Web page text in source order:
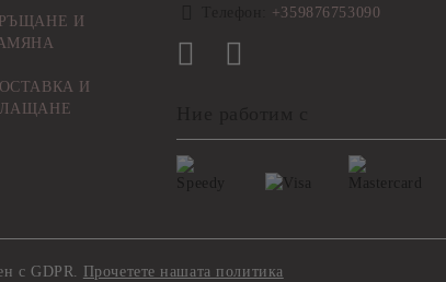
И
И
+359876753090
с GDPR. Прочетете нашата политика